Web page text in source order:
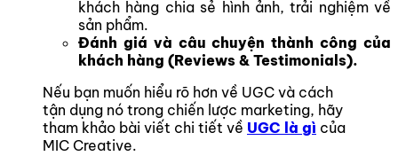
khách hàng chia sẻ hình ảnh, trải nghiệm về
sản phẩm.
Đánh giá và câu chuyện thành công của
khách hàng (Reviews & Testimonials).
Nếu bạn muốn hiểu rõ hơn về UGC và cách
tận dụng nó trong chiến lược marketing, hãy
tham khảo bài viết chi tiết về UGC là gì của
MIC Creative.